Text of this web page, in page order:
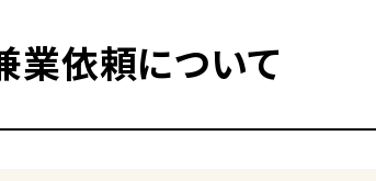
業依頼について